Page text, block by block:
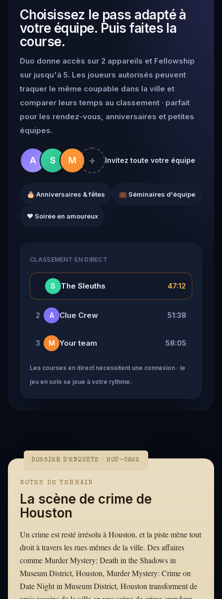
Choisissez le pass adapté à
votre équipe. Puis faites la
course.
Duo donne accès sur 2 appareils et Fellowship
sur jusqu'à 5. Les joueurs autorisés peuvent
traquer le même coupable dans la ville et
comparer leurs temps au classement · parfait
pour les rendez-vous, anniversaires et petites
équipes.
A S M + Invitez toute votre équipe
🎂 Anniversaires & fêtes 💼 Séminaires d'équipe
❤️ Soirée en amoureux
CLASSEMENT EN DIRECT
S The Sleuths 47:12
2 A Clue Crew 51:38
3 M Your team 58:05
Les courses en direct nécessitent une connexion · le
jeu en solo se joue à votre rythme.
DOSSIER D'ENQUÊTE · HOU-0822
NOTES DE TERRAIN
La scène de crime de
Houston
Un crime est resté irrésolu à Houston, et la piste mène tout
droit à travers les rues mêmes de la ville. Des affaires
comme Murder Mystery: Death in the Shadows in
Museum District, Houston, Murder Mystery: Crime on
Date Night in Museum District, Houston transforment de